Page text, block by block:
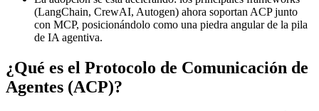
(LangChain, CrewAI, Autogen) ahora soportan ACP junto
con MCP, posicionándolo como una piedra angular de la pila
de IA agentiva.
¿Qué es el Protocolo de Comunicación de
Agentes (ACP)?